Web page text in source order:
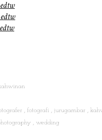
fotografi jurugambar
wedding